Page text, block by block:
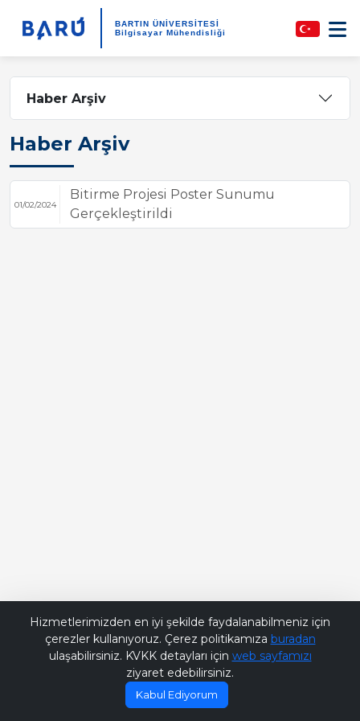
BARTIN ÜNİVERSİTESİ
Bilgisayar Mühendisliği
Haber Arşiv
Haber Arşiv
01/02/2024
Bitirme Projesi Poster Sunumu
Gerçekleştirildi
Hizmetlerimizden en iyi şekilde faydalanabilmeniz için
çerezler kullanıyoruz. Çerez politikamıza buradan
ulaşabilirsiniz. KVKK detayları için web sayfamızı
ziyaret edebilirsiniz.
Kabul Ediyorum
Bana Soru Sor | Ask Me